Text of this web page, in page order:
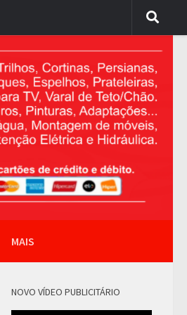
MAIS
NOVO VÍDEO PUBLICITÁRIO